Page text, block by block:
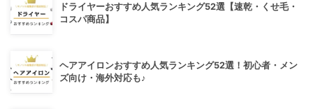
ドライヤーおすすめ人気ランキング52選【速乾・くせ毛・
コスパ商品】
ヘアアイロンおすすめ人気ランキング52選！初心者・メン
ズ向け・海外対応も♪